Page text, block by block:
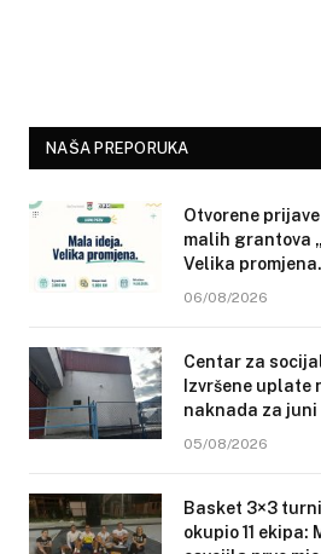
NAŠA PREPORUKA
Otvorene
malih grantova
Velika
06/08/2026
Centar za
Izvršene uplate
naknada za
05/08/2026
Basket 3×3
okupio 11 ekipa: